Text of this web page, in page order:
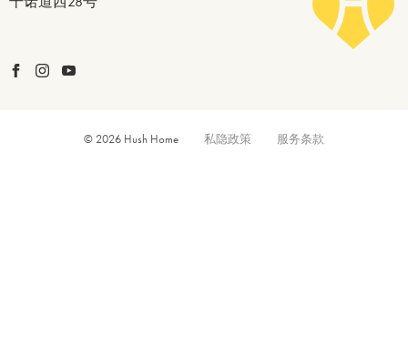
© 2026 Hush Home 私隐政策 服务条款